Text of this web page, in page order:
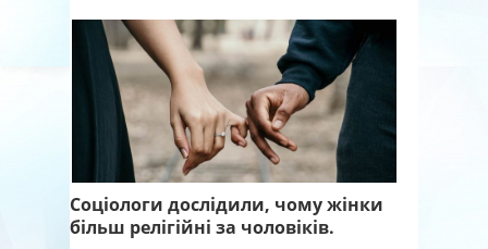
Соціологи дослідили, чому жінки
більш релігійні за чоловіків.